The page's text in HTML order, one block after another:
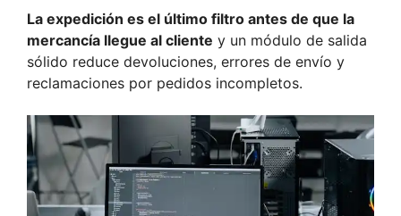
La expedición es el último filtro antes de que la
mercancía llegue al cliente y un módulo de salida
sólido reduce devoluciones, errores de envío y
reclamaciones por pedidos incompletos.